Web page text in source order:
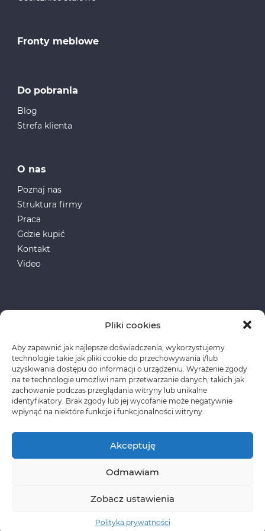
Pliki cookies
Aby zapewnić jak najlepsze doświadczenia, wykorzystujemy
technologie takie jak pliki cookie do przechowywania i/lub
uzyskiwania dostępu do informacji o urządzeniu. Wyrażenie zgody
na te technologie umożliwi nam przetwarzanie danych, takich jak
zachowanie podczas przeglądania witryny lub unikalne
identyfikatory. Brak zgody lub jej wycofanie może negatywnie
wpłynąć na niektóre funkcje i funkcjonalności witryny.
Akceptuję
Odmawiam
Zobacz ustawienia
Polityka prywatności
Fronty meblowe
Do pobrania
Blog
Strefa klienta
O nas
Poznaj nas
Struktura firmy
Praca
Gdzie kupić
Kontakt
Video
Fundusze Europejskie
Polityka prywatności
Copyright © CLASSEN Korzystanie z materiałów
umowy licencyjnej.